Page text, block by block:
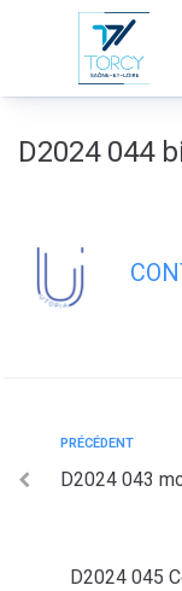
D2024 044
PRÉCÉDENT
D2024 043
D2024 045